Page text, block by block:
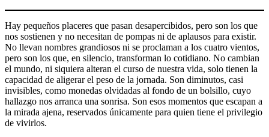
Hay pequeños placeres que pasan desapercibidos, pero son los que
nos sostienen y no necesitan de pompas ni de aplausos para existir.
No llevan nombres grandiosos ni se proclaman a los cuatro vientos,
pero son los que, en silencio, transforman lo cotidiano. No cambian
el mundo, ni siquiera alteran el curso de nuestra vida, solo tienen la
capacidad de aligerar el peso de la jornada. Son diminutos, casi
invisibles, como monedas olvidadas al fondo de un bolsillo, cuyo
hallazgo nos arranca una sonrisa. Son esos momentos que escapan a
la mirada ajena, reservados únicamente para quien tiene el privilegio
de vivirlos.